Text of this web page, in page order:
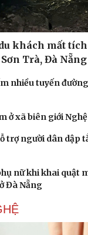
khách mất
Trà, Đà Nẵng
nhiều tuyến
ở xã biên giới
trợ người dân dập
nữ khi khai quật
Đà Nẵng